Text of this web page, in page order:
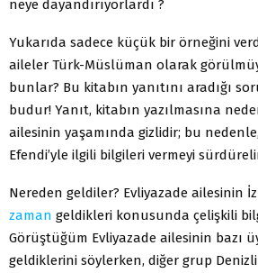
neye dayandırıyorlardı ?
Yukarıda sadece küçük bir örneğini
aileler Türk-Müslüman olarak
bunlar? Bu kitabın yanıtını aradığı
budur! Yanıt, kitabın yazılmasına
ailesinin yaşamında gizlidir; bu
Efendi’yle ilgili bilgileri vermeyi
Nereden geldiler? Evliyazade ailesinin
zaman geldikleri konusunda çelişkili
Görüştüğüm Evliyazade ailesinin bazı
geldiklerini söylerken, diğer grup